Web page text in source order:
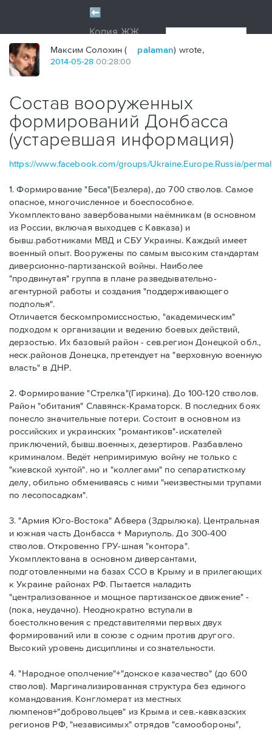
Максим Солохин ( palaman) wrote,
2014-05-28 00:28:00
Состав вооруженных
формирований Донбасса
(устаревшая информация)
https://www.facebook.com/groups/Ukraine.Europe.Russia/
1. Формирование "Беса"(Безлера), до 700 стволов. Самое
опасное, многочисленное и боеспособное.
Укомплектовано завербоваными наёмникам (в основном
из России, включая выходцев с Кавказа) и
бывш.работниками МВД и СБУ Украины. Каждый имеет
военный опыт. Вооружены по самым высоким стандартам
диверсионно-партизанской войны. Наиболее
"продвинутая" группа в плане разведывательно-
агентурной работы и создания "поддерживающего
подполья".
Отличается бескомпромиссностью, "академическим"
подходом к организации и ведению боевых действий,
дерзостью. Их базовый район - сев.регион Донецкой обл.,
неск.районов Донецка, претендует на "верховную военную
власть" в ДНР.
2. Формирование "Стрелка"(Гиркина). До 100-120 стволов.
Район "обитания" Славянск-Краматорск. В последних боях
понесло значительные потери. Состоит в основном из
российских и украинских "романтиков"-искателей
приключений, бывш.военных, дезертиров. Разбавлено
криминалом. Ведёт непримиримую войну не только с
"киевской хунтой". но и "коллегами" по сепаратисткому
делу, обильно обмениваясь с ними "неизвестными трупами
по лесопосадкам".
3. "Армия Юго-Востока" Абвера (Здрылюка). Центральная
и южная часть Донбасса + Мариуполь. До 300-400
стволов. Откровенно ГРУ-шная "контора".
Укомплектована в основном диверсантами,
подготовленными на базах ССО в Крыму и в прилегающих
к Украине районах РФ. Пытается наладить
"централизованное и мощное партизанское движение" -
(пока, неудачно). Неоднократно вступали в
боестолкновения с представителями первых двух
формирований или в союзе с одним против другого.
Высокий уровень дисциплины и сознательности.
4. "Народное ополчение"+"донское казачество" (до 600
стволов). Маргинализированная структура без единого
командования. Конгломерат из местных
люмпенов+"добровольцев" из Крыма и сев.-кавказских
регионов РФ, "независимых" отрядов "самообороны",